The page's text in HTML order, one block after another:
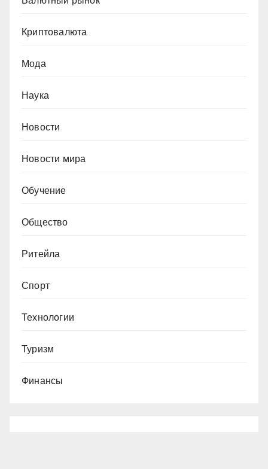
Криптовалюта
Мода
Наука
Новости
Новости мира
Обучение
Общество
Ритейла
Спорт
Технологии
Туризм
Финансы